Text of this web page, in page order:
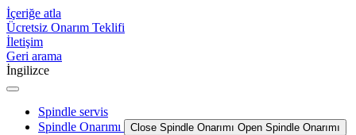
İçeriğe atla
Ücretsiz Onarım Teklifi
İletişim
Geri arama
İngilizce
Spindle servis
Spindle Onarımı
Close Spindle Onarımı Open Spindle Onarımı